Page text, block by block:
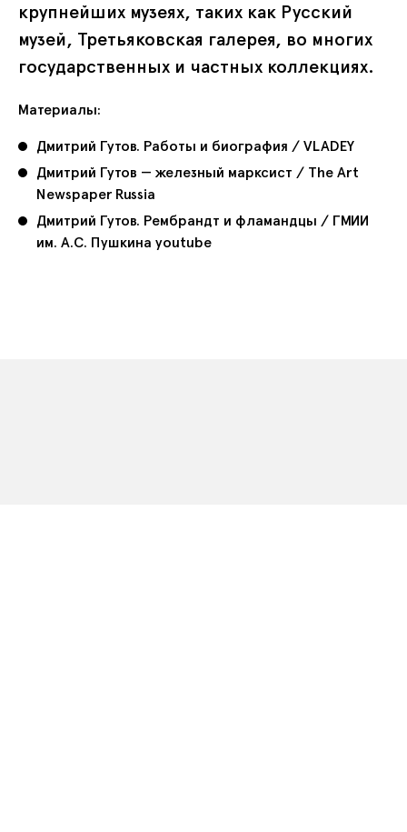
крупнейших музеях, таких как Русский
музей, Третьяковская галерея, во многих
государственных и частных коллекциях.
Материалы:
Дмитрий Гутов. Работы и биография / VLADEY
Дмитрий Гутов — железный марксист / The Art
Newspaper Russia
Дмитрий Гутов. Рембрандт и фламандцы / ГМИИ
им. А.С. Пушкина youtube